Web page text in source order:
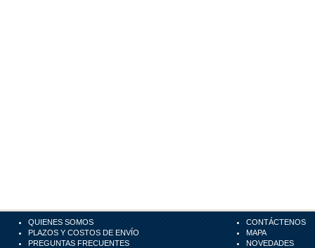
QUIENES SOMOS
PLAZOS Y COSTOS DE ENVÍO
PREGUNTAS FRECUENTES
CONTÁCTENOS
MAPA
NOVEDADES